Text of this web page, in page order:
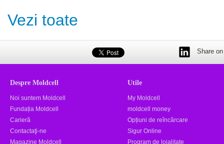
Vezi toate
Share
Despre Moldcell
Noi suntem Moldcell
Fundația Moldcell
Carieră
Contactaţi-ne
Magazine Moldcell
Utile
My Moldcell
moldcell money
Opțiuni de reîncărcare
Sigur Online
Program de loialitate